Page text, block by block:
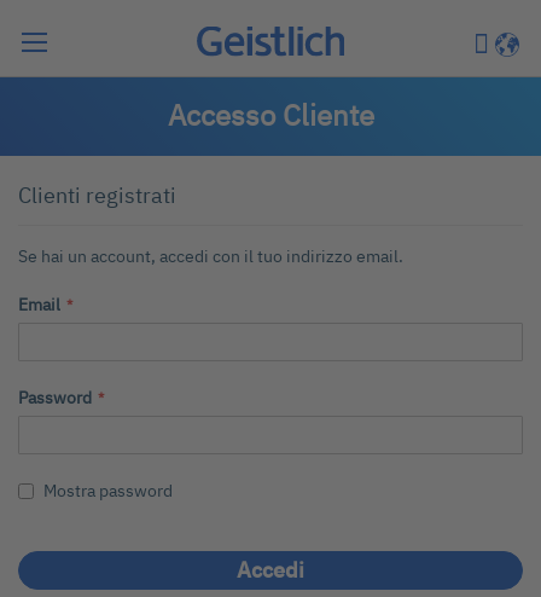
Accesso Cliente
Clienti registrati
Se hai un account, accedi con il tuo indirizzo email.
Email
Password
Mostra password
Accedi